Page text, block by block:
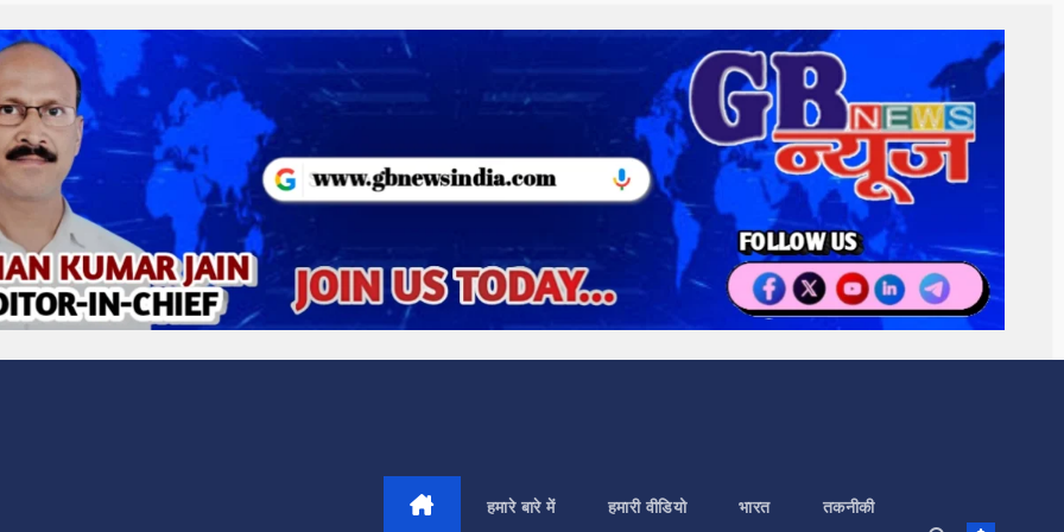
हमारे बारे में हमारी वीडियो भारत तकनीकी